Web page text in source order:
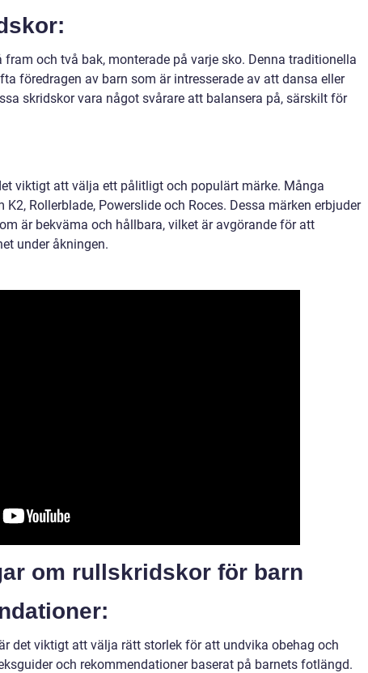
och två bak, monterade på varje sko. Denna traditionella
föredragen av barn som är intresserade av att dansa eller
skridskor vara något svårare att balansera på, särskilt för
viktigt att välja ett pålitligt och populärt märke. Många
Rollerblade, Powerslide och Roces. Dessa märken erbjuder
är bekväma och hållbara, vilket är avgörande för att
under åkningen.
om rullskridskor för barn
det viktigt att välja rätt storlek för att undvika obehag och
och rekommendationer baserat på barnets fotlängd.